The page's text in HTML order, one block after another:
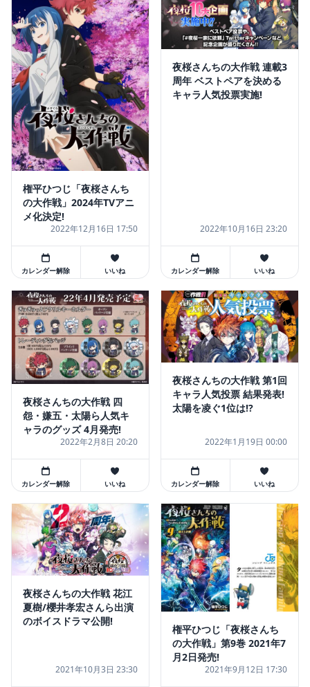
権平ひつじ「夜桜さんち
の大作戦」2024年TVアニ
メ化決定!
2022年12月16日 17:50
カレンダー解除 いいね
夜桜さんちの大作戦 連載3
周年 ベストペアを決める
キャラ人気投票実施!
2022年10月16日 23:20
カレンダー解除 いいね
夜桜さんちの大作戦 四
怨・嫌五・太陽ら人気キ
ャラのグッズ 4月発売!
2022年2月8日 20:20
カレンダー解除 いいね
夜桜さんちの大作戦 第1回
キャラ人気投票 結果発表!
太陽を凌ぐ1位は!?
2022年1月19日 00:00
カレンダー解除 いいね
夜桜さんちの大作戦 花江
夏樹/櫻井孝宏さんら出演
のボイスドラマ公開!
2021年10月3日 23:30
権平ひつじ「夜桜さんち
の大作戦」第9巻 2021年7
月2日発売!
2021年9月12日 17:30